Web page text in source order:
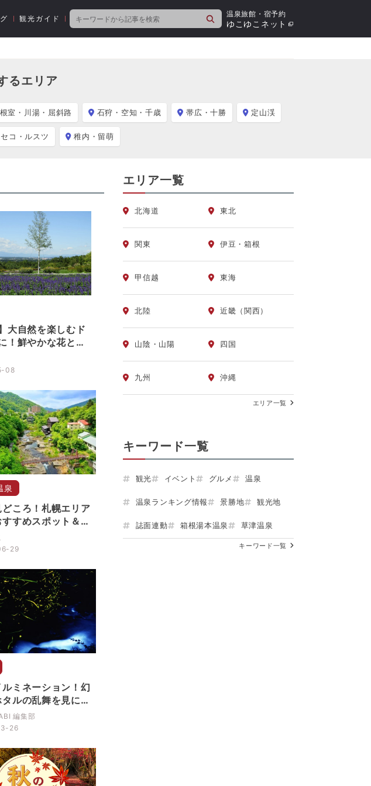
観光ガイド
検
索
温泉旅館・宿予約
ゆこゆこネット
るエリア
室・川湯・屈斜路 石狩・空知・千歳 帯広・十勝 定山渓
セコ・ルスツ 稚内・留萌
大自然を楽しむド
！鮮やかな花と緑
おすすめスポット
08
泉
どころ！札幌エリア
すめスポット＆イ
29
ミネーション！幻
ルの乱舞を見に行
編集部
26
エリア一覧
北海道 東北
関東 伊豆・箱根
甲信越 東海
北陸 近畿（関西）
山陰・山陽 四国
九州 沖縄
エリア一覧
キーワード一覧
観光 イベント グルメ 温泉
温泉ランキング情報 景勝地 観光地
誌面連動 箱根湯本温泉 草津温泉
キーワード一覧